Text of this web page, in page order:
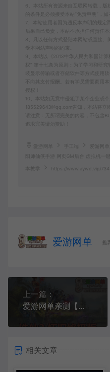
6、本站所有资源来自互联网转载，版
的条件是必须接受本站“免责申明”，
7、本站使用者因为违反本声明的规定
后果自己负责，本站不承担任何责任
8、凡以任何方式登陆本网站或直接、
受本网站声明的约束。
9、本站以《2013中华人民共和国计
权” 第十七条为原则：为了学习和研
装显示传输或者存储软件等方式使用
不向其支付报酬。若有学员需要商用
10、本站如无意中侵犯了某个企业或
185529643@qq.com告知，本站将立
请注意：无所谓完美的内容，不包含
追求完美请勿赞助！
爱游网单
爱游网
阳师仙侠手游 网页GM后台 虚拟机一
本教学 https://www.aywd.vip/
爱游网单
上一篇：
爱游网单亲测【诛仙2】单机版v1345地宫特色完整终极版 怀旧河阳 开放天界 dubug命令 GM工具 亲测视频安装教学 虚拟机一键端+Linux手工服务端文本教学
相关文章